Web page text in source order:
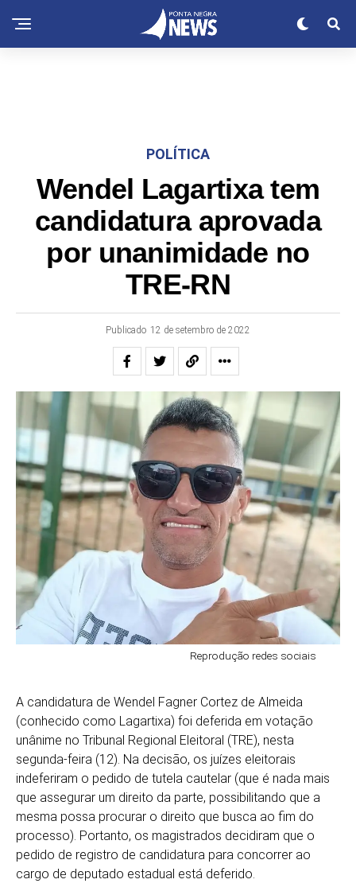
POLÍTICA
Wendel Lagartixa tem
candidatura aprovada
por unanimidade no
TRE-RN
Publicado 12 de setembro de 2022
Reprodução redes sociais
A candidatura de Wendel Fagner Cortez de Almeida
(conhecido como Lagartixa) foi deferida em votação
unânime no Tribunal Regional Eleitoral (TRE), nesta
segunda-feira (12). Na decisão, os juízes eleitorais
indeferiram o pedido de tutela cautelar (que é nada mais
que assegurar um direito da parte, possibilitando que a
mesma possa procurar o direito que busca ao fim do
processo). Portanto, os magistrados decidiram que o
pedido de registro de candidatura para concorrer ao
cargo de deputado estadual está deferido.